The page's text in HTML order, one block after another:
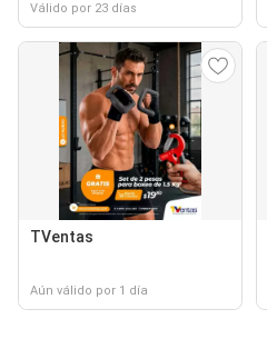
Válido por 23 días
TVentas
Aún válido por 1 día